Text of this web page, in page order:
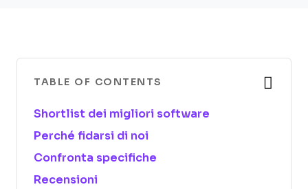
TABLE OF CONTENTS
Shortlist dei migliori software
Perché fidarsi di noi
Confronta specifiche
Recensioni